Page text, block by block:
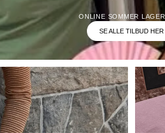
ONLINE SOMMER
SE ALLE TILBUD HER